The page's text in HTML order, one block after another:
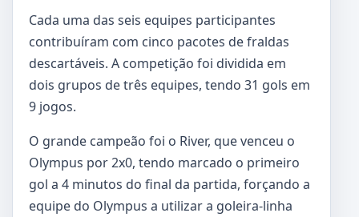
Cada uma das seis equipes participantes
contribuíram com cinco pacotes de fraldas
descartáveis. A competição foi dividida em
dois grupos de três equipes, tendo 31 gols em
9 jogos.
O grande campeão foi o River, que venceu o
Olympus por 2x0, tendo marcado o primeiro
gol a 4 minutos do final da partida, forçando a
equipe do Olympus a utilizar a goleira-linha